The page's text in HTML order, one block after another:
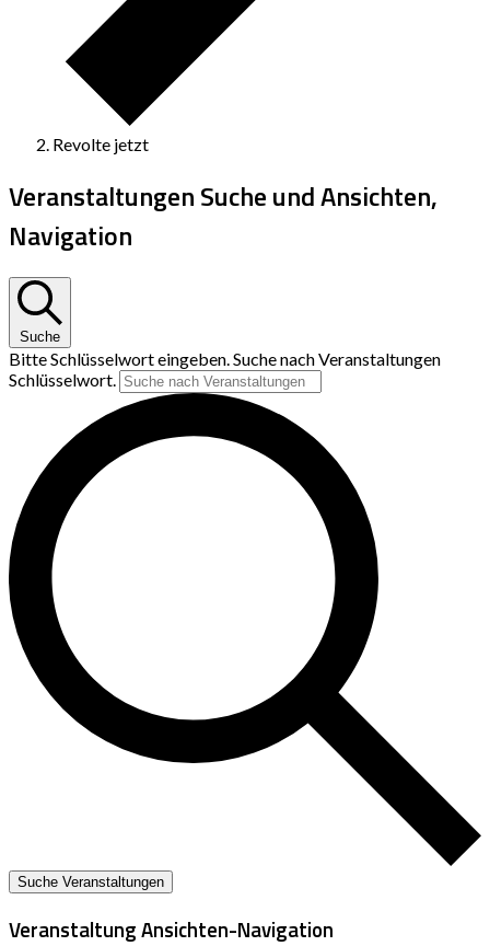
Revolte jetzt
Veranstaltungen Suche und Ansichten,
Navigation
Suche
Bitte Schlüsselwort eingeben. Suche nach Veranstaltungen
Schlüsselwort.
Suche Veranstaltungen
Veranstaltung Ansichten-Navigation